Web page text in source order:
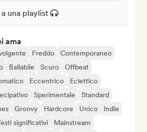
una playlist
ama
Freddo
Contemporaneo
Ballabile Scuro
Offbeat
Eccentrico
Eclettico
Sperimentale
Standard
Groovy Hardcore Unico
Indie
significativi
Mainstream